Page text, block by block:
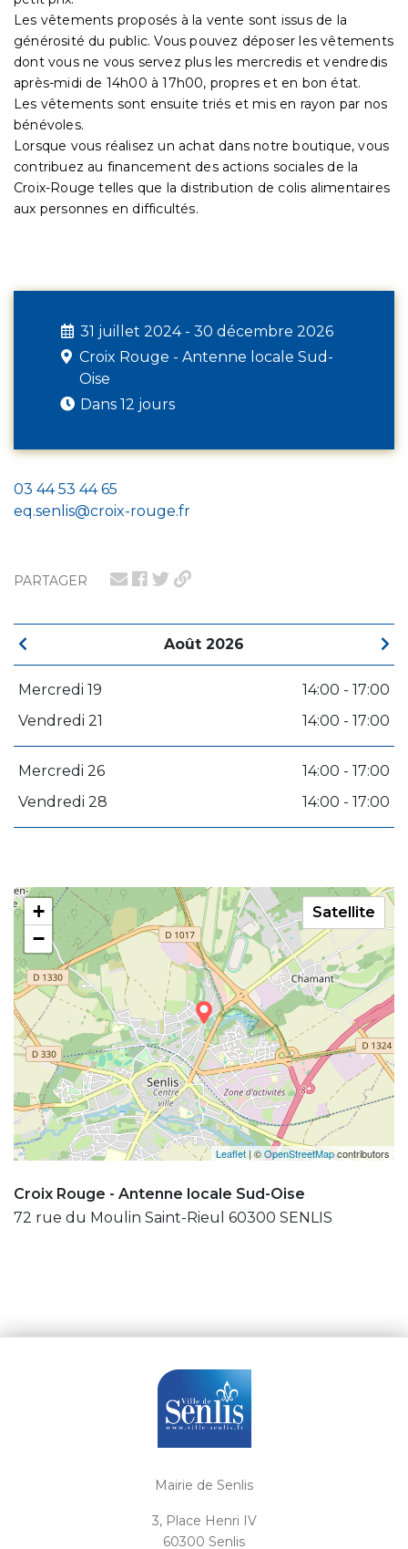
PARTAGER
Août 2026
Mercredi 19
14:00 - 17:00
Vendredi 21
14:00 - 17:00
Mercredi 26
14:00 - 17:00
Vendredi 28
14:00 - 17:00
+
−
Leaflet | ©OpenStreetMapcontributors
Satellite
Croix Rouge - Antenne locale Sud-Oise
72 rue du Moulin Saint-Rieul 60300 SENLIS
Les vêtements proposés à la vente sont issus de la
générosité du public. Vous pouvez déposer les vêtements
dont vous ne vous servez plus les mercredis et vendredis
après-midi de 14h00 à 17h00, propres et en bon état.
Les vêtements sont ensuite triés et mis en rayon par nos
bénévoles.
Lorsque vous réalisez un achat dans notre boutique, vous
contribuez au financement des actions sociales de la
Croix-Rouge telles que la distribution de colis alimentaires
aux personnes en difficultés.
31 juillet 2024 - 30 décembre 2026
Croix Rouge - Antenne locale Sud-
Oise
Dans 12 jours
03 44 53 44 65
eq.senlis@croix-rouge.fr
Mairie de Senlis
3, Place Henri IV
60300 Senlis